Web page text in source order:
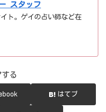
スタッフ
イト。ゲイの占い師など在
する
はてブ